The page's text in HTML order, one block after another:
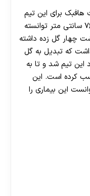
پست هافبک برای این تیم
بازی می کند و با قدی حدود ۱ متر و ۷۶ سانتی متر توانسته
حضور داشت چهار گل زده داشته
که تبدیل به گل
در تایخ ۲۳ اوت ۲۰۱۹ وارد این تیم شد و تا به
کرده است. این
این بیماری را